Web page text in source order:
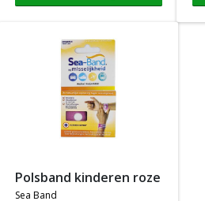
polsband kinderen roze
sea band